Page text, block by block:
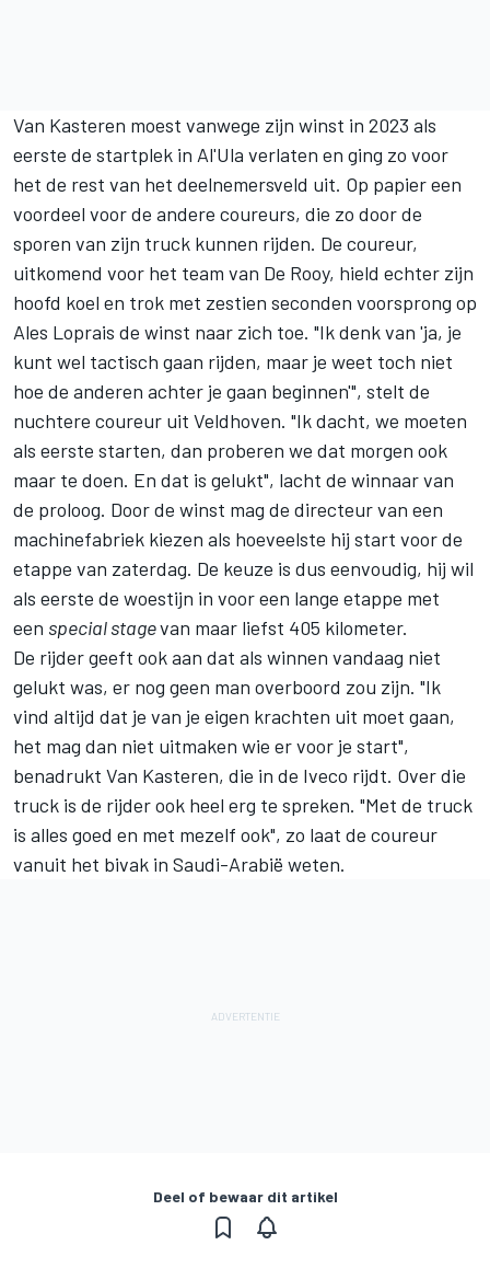
Van Kasteren moest vanwege zijn winst in 2023 als
eerste de startplek in Al'Ula verlaten en ging zo voor
het de rest van het deelnemersveld uit. Op papier een
voordeel voor de andere coureurs, die zo door de
sporen van zijn truck kunnen rijden. De coureur,
uitkomend voor het team van De Rooy, hield echter zijn
hoofd koel en trok met zestien seconden voorsprong op
Ales Loprais de winst naar zich toe. "Ik denk van 'ja, je
kunt wel tactisch gaan rijden, maar je weet toch niet
hoe de anderen achter je gaan beginnen'", stelt de
nuchtere coureur uit Veldhoven. "Ik dacht, we moeten
als eerste starten, dan proberen we dat morgen ook
maar te doen. En dat is gelukt", lacht de winnaar van
de proloog. Door de winst mag de directeur van een
machinefabriek kiezen als hoeveelste hij start voor de
etappe van zaterdag. De keuze is dus eenvoudig, hij wil
als eerste de woestijn in voor een lange etappe met
een special stagevan maar liefst 405 kilometer.
De rijder geeft ook aan dat als winnen vandaag niet
gelukt was, er nog geen man overboord zou zijn. "Ik
vind altijd dat je van je eigen krachten uit moet gaan,
het mag dan niet uitmaken wie er voor je start",
benadrukt Van Kasteren, die in de Iveco rijdt. Over die
truck is de rijder ook heel erg te spreken. "Met de truck
is alles goed en met mezelf ook", zo laat de coureur
vanuit het bivak in Saudi-Arabië weten.
Deel of bewaar dit artikel